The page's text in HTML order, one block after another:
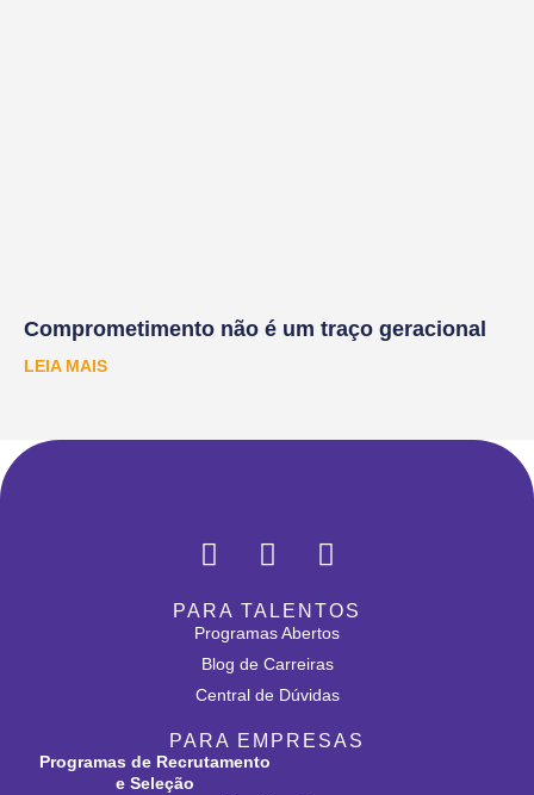
Comprometimento não é um traço geracional
LEIA MAIS
PARA TALENTOS
Programas Abertos
Blog de Carreiras
Central de Dúvidas
PARA EMPRESAS
Programas de Recrutamento
e Seleção